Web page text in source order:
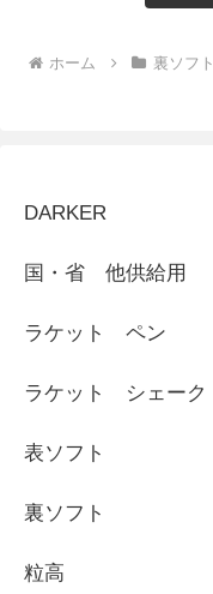
ホーム 裏ソフト
DARKER
国・省 他供給用
ラケット ペン
ラケット シェーク
表ソフト
裏ソフト
粒高